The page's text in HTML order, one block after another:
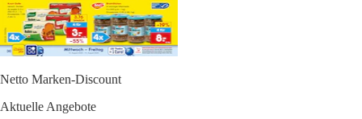
Netto Marken-Discount
Aktuelle Angebote